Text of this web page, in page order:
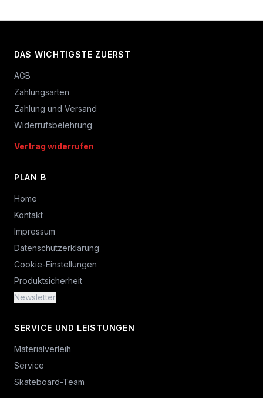
DAS WICHTIGSTE ZUERST
AGB
Zahlungsarten
Zahlung und Versand
Widerrufsbelehrung
Vertrag widerrufen
PLAN B
Home
Kontakt
Impressum
Datenschutzerklärung
Cookie-Einstellungen
Produktsicherheit
Newsletter
SERVICE UND LEISTUNGEN
Materialverleih
Service
Skateboard-Team